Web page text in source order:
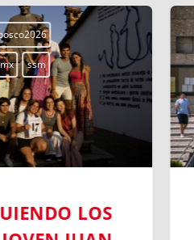
ssm
LOS